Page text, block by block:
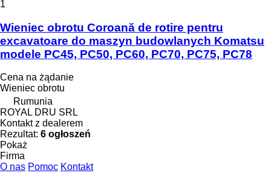
1
Wieniec obrotu Coroană de rotire pentru
excavatoare do maszyn budowlanych Komatsu
modele PC45, PC50, PC60, PC70, PC75, PC78
Cena na żądanie
Wieniec obrotu
Rumunia
ROYAL DRU SRL
Kontakt z dealerem
Rezultat: 6 ogłoszeń
Pokaż
Firma
O nas Pomoc Kontakt